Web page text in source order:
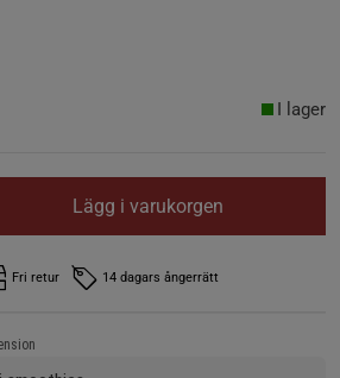
I lager
Lägg i varukorgen
Fri retur 14 dagars ångerrätt